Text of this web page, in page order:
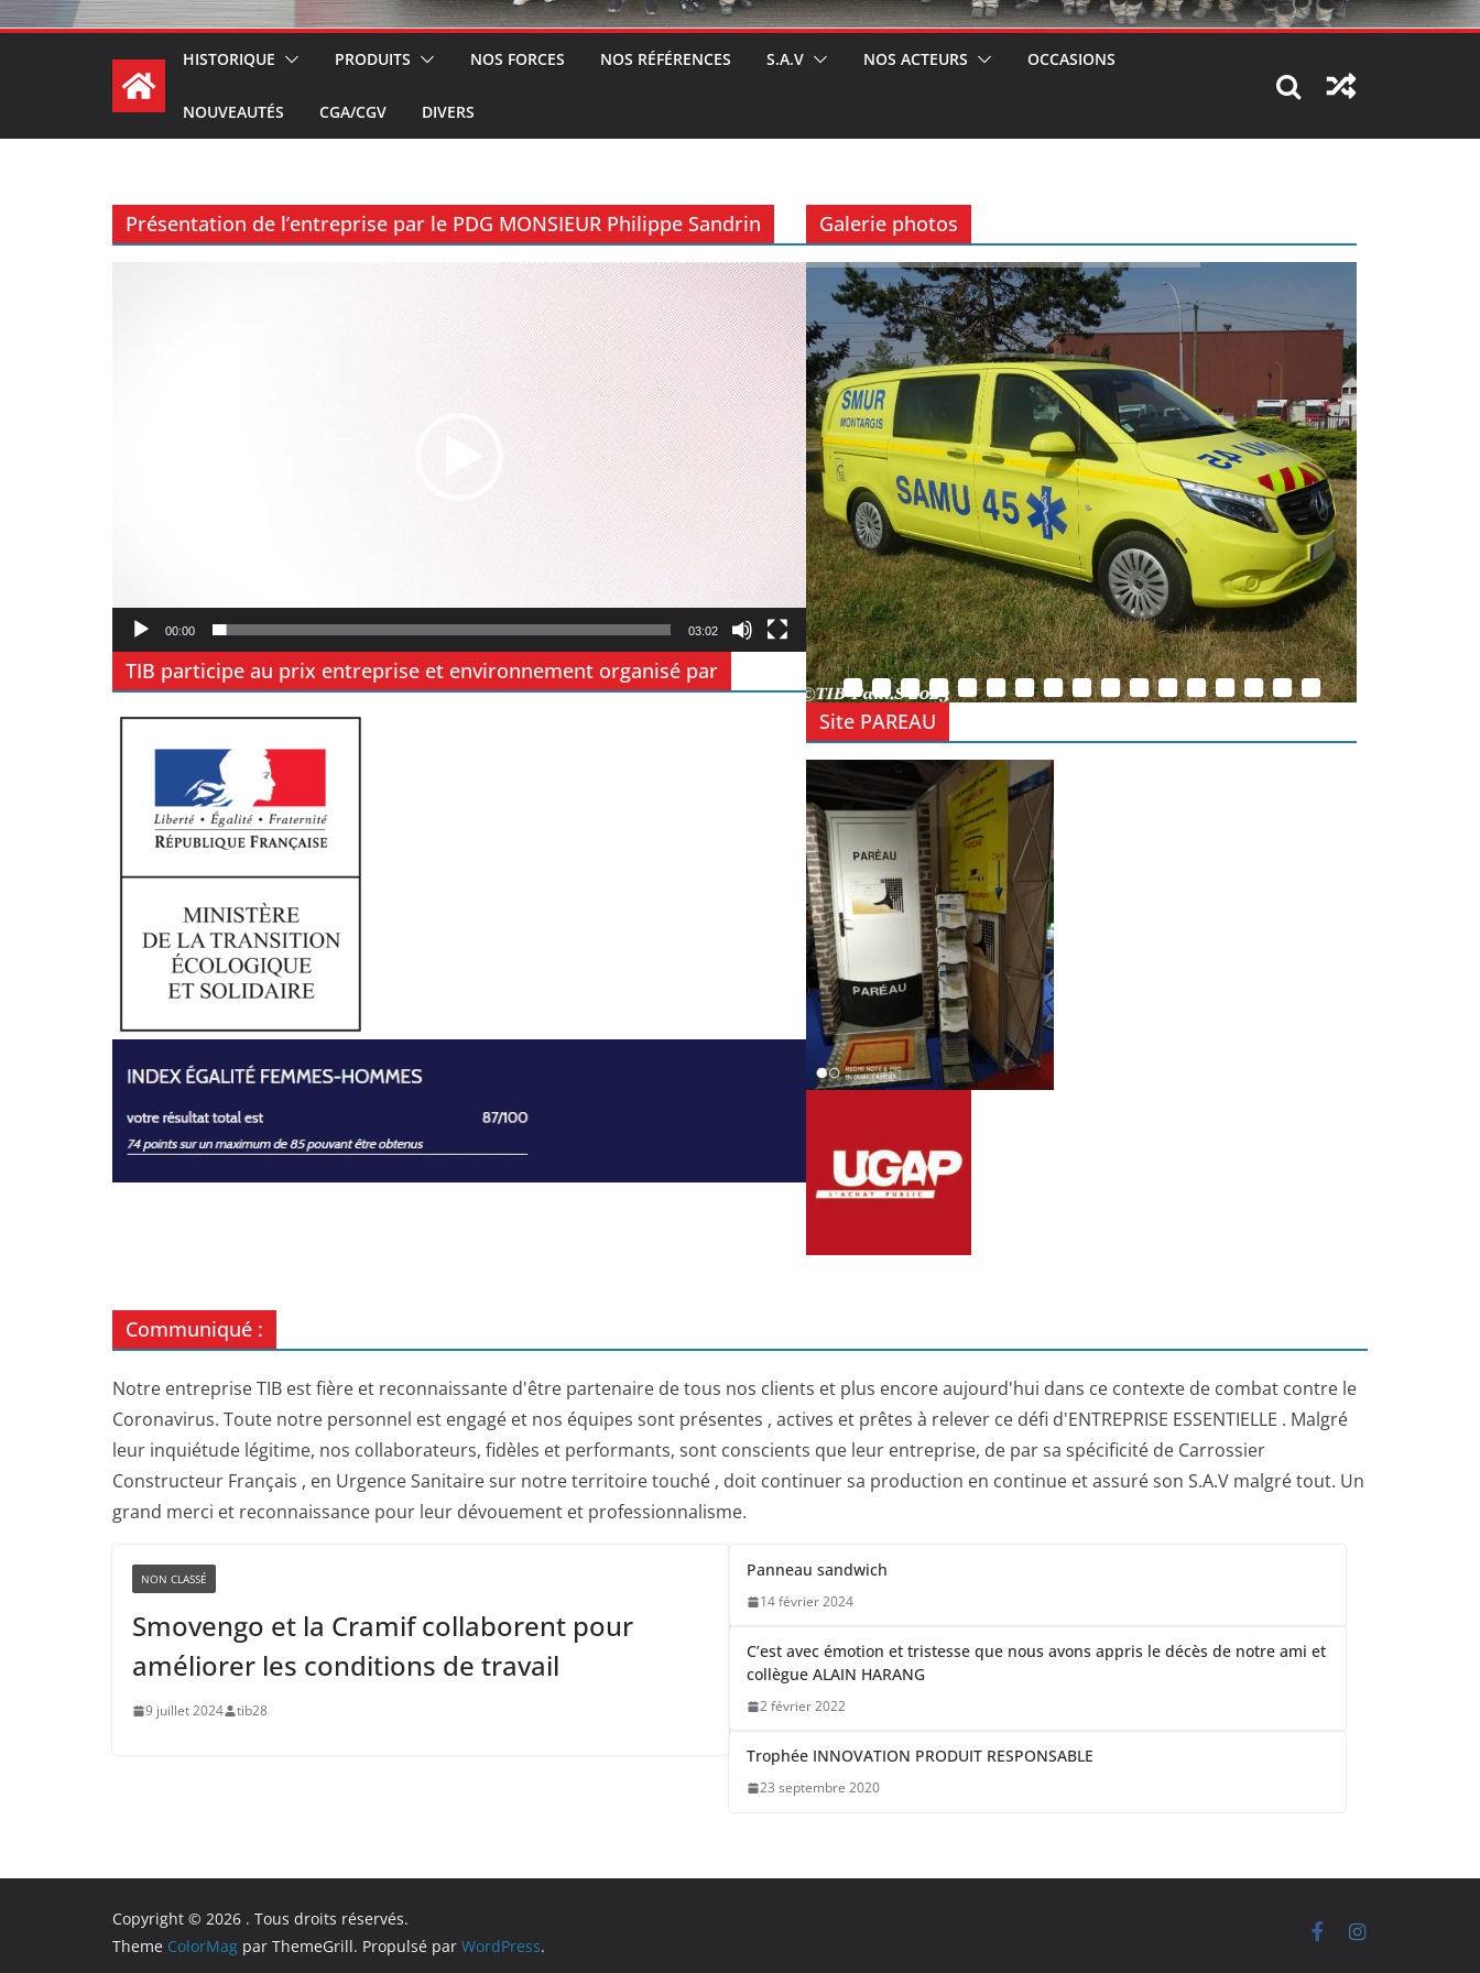
HISTORIQUE PRODUITS NOS FORCES NOS RÉFÉRENCES S.A.V NOS ACTEURS OCCASIONS
NOUVEAUTÉS CGA/CGV DIVERS
Présentation de l’entreprise par le PDG MONSIEUR Philippe Sandrin
00:00 03:02
TIB participe au prix entreprise et environnement organisé par
Galerie photos
Site PAREAU
Communiqué :
Notre entreprise TIB est fière et reconnaissante d'être partenaire de tous nos clients et plus encore aujourd'hui dans ce contexte de combat contre le
Coronavirus. Toute notre personnel est engagé et nos équipes sont présentes , actives et prêtes à relever ce défi d'ENTREPRISE ESSENTIELLE . Malgré
leur inquiétude légitime, nos collaborateurs, fidèles et performants, sont conscients que leur entreprise, de par sa spécificité de Carrossier
Constructeur Français , en Urgence Sanitaire sur notre territoire touché , doit continuer sa production en continue et assuré son S.A.V malgré tout. Un
grand merci et reconnaissance pour leur dévouement et professionnalisme.
NON CLASSÉ
Smovengo et la Cramif collaborent pour
améliorer les conditions de travail
9 juillet 2024 tib28
Panneau sandwich
14 février 2024
C’est avec émotion et tristesse que nous avons appris le décès de notre ami et
collègue ALAIN HARANG
2 février 2022
Trophée INNOVATION PRODUIT RESPONSABLE
23 septembre 2020
Copyright © 2026 . Tous droits réservés.
Theme ColorMag par ThemeGrill. Propulsé par WordPress.